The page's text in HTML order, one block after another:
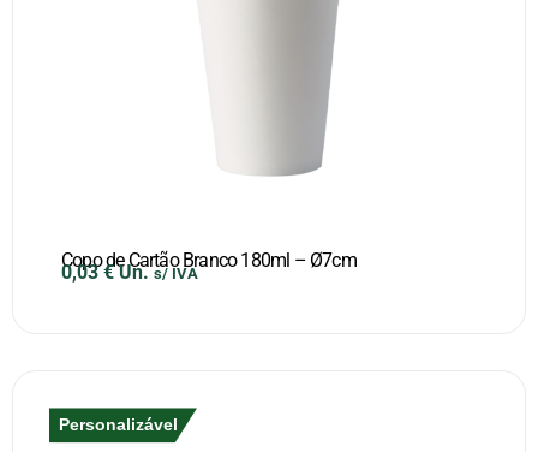
Copo de Cartão Branco 180ml – Ø7cm
0,03€ Un. s/ IVA
Personalizável